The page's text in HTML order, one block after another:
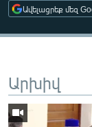
ՓՈԴՔԱՍԹ
English
Русский
Ավելացրեք մեզ
Արխիվ